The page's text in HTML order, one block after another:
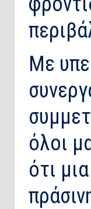
Με
όλοι
ότι